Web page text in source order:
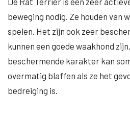
beweging nodig. Ze houden van
spelen. Het zijn ook zeer
kunnen een goede waakhond
beschermende karakter kan
overmatig blaffen als ze het
bedreiging is.